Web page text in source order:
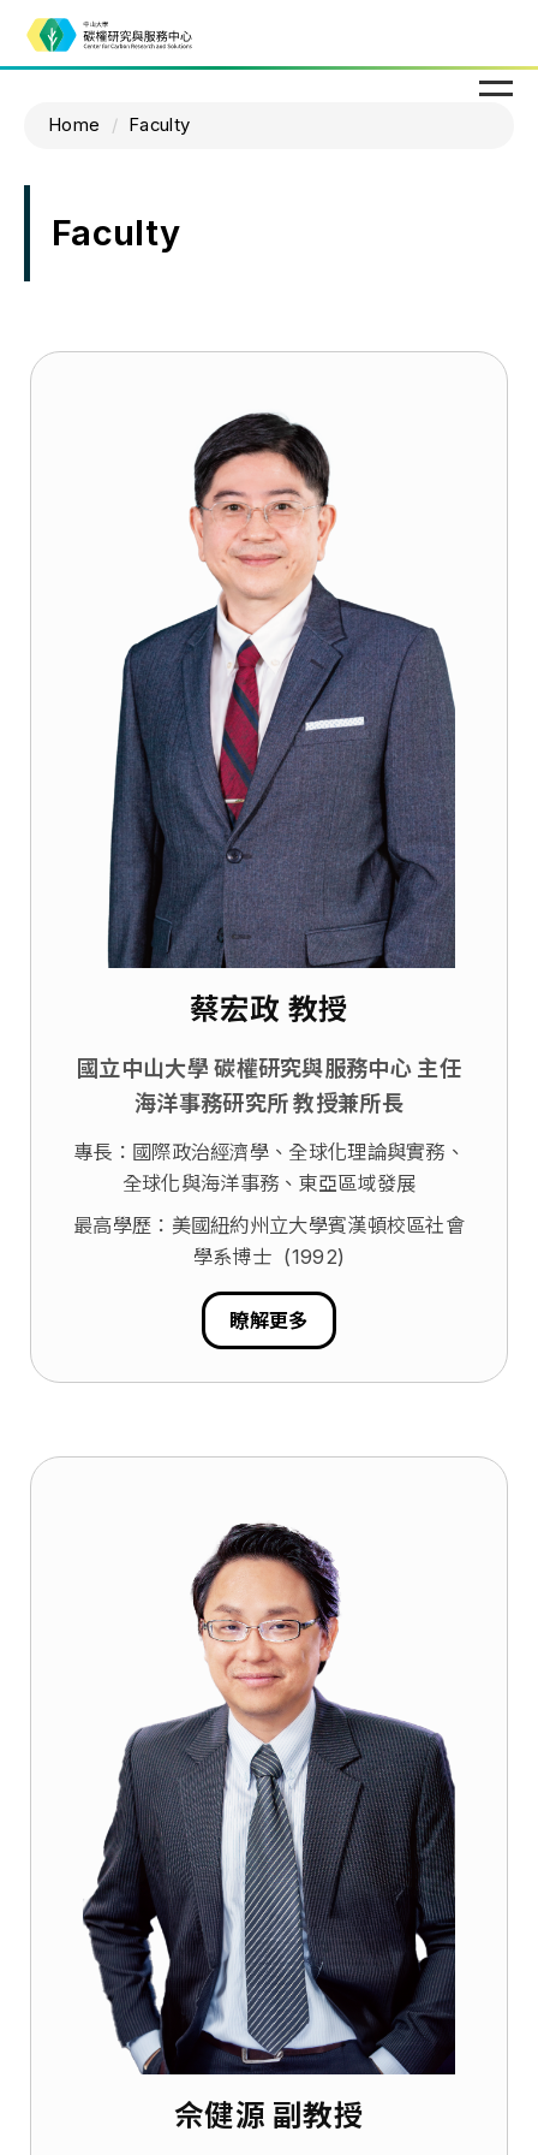
Home Faculty
Faculty
蔡宏政 教授
國立中山大學 碳權研究與服務中心 主任
海洋事務研究所 教授兼所長
專長：國際政治經濟學、全球化理論與實務、
全球化與海洋事務、東亞區域發展
最高學歷：美國紐約州立大學賓漢頓校區社會
學系博士 (1992)
瞭解更多
佘健源 副教授